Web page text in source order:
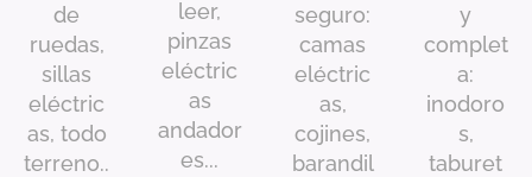
de
ruedas,
sillas
eléctric
as, todo
terreno..
leer,
pinzas
eléctric
as
andador
es...
seguro:
camas
eléctric
as,
cojines,
barandil
y
complet
a:
inodoro
s,
taburet